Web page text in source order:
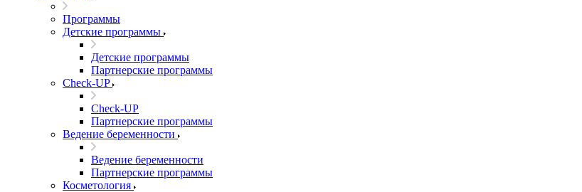
Программы
Детские программы
Детские программы
Партнерские программы
Check-UP
Check-UP
Партнерские программы
Ведение беременности
Ведение беременности
Партнерские программы
Косметология